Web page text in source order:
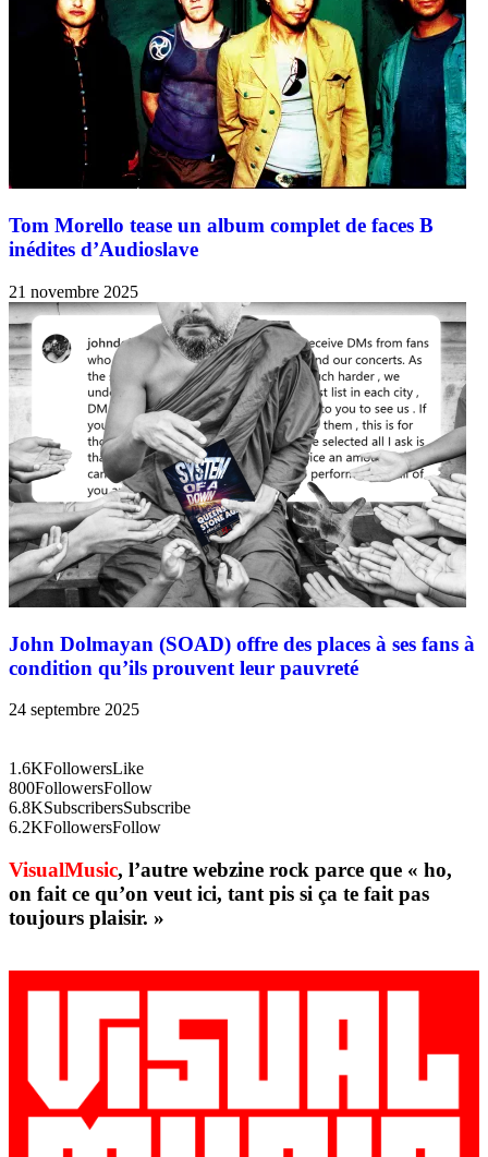
Tom Morello tease un album complet de faces B
inédites d’Audioslave
21 novembre 2025
John Dolmayan (SOAD) offre des places à ses fans à
condition qu’ils prouvent leur pauvreté
24 septembre 2025
1.6KFollowersLike
800FollowersFollow
6.8KSubscribersSubscribe
6.2KFollowersFollow
VisualMusic, l’autre webzine rock parce que « ho,
on fait ce qu’on veut ici, tant pis si ça te fait pas
toujours plaisir. »